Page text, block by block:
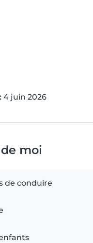
4 juin 2026
moi
de conduire